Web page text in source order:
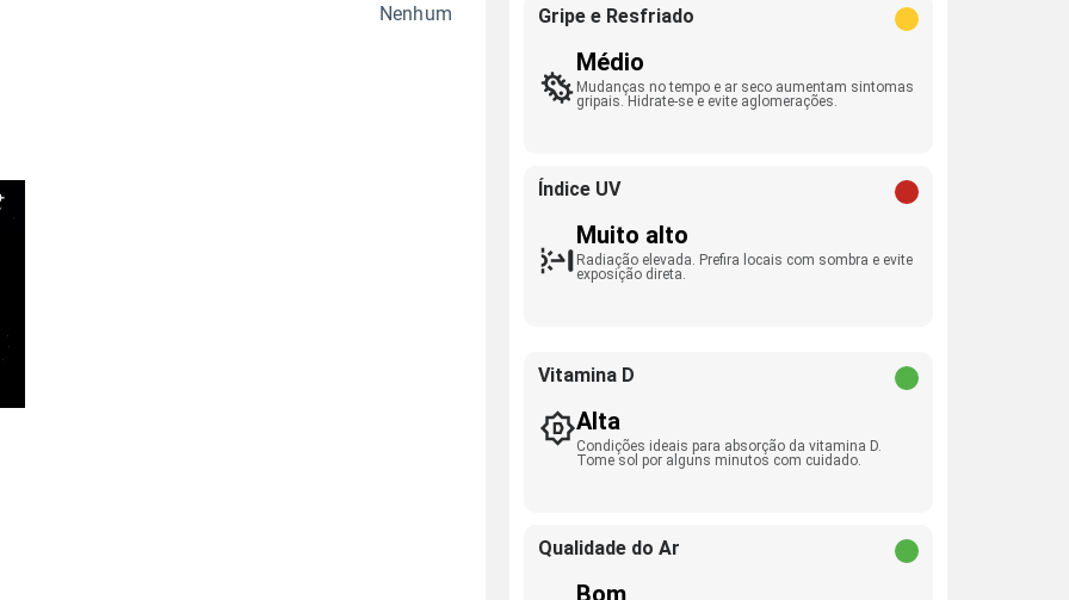
Nenhum Gripe e Resfriado
Médio
Mudanças no tempo e ar seco aumentam sintomas
gripais. Hidrate-se e evite aglomerações.
Índice UV
Muito alto
Radiação elevada. Prefira locais com sombra e evite
exposição direta.
Vitamina D
Alta
Condições ideais para absorção da vitamina D.
Tome sol por alguns minutos com cuidado.
Qualidade do Ar
Bom